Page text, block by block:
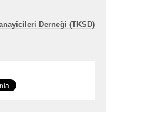
Derneği (TKSD)